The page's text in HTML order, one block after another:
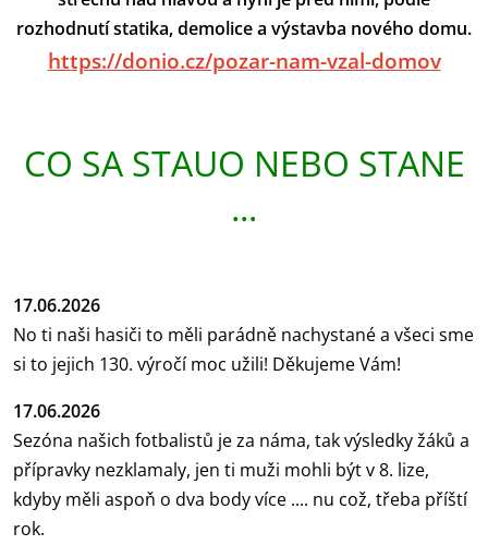
rozhodnutí statika, demolice a výstavba nového domu.
https://donio.cz/pozar-nam-vzal-domov
CO SA STAUO NEBO STANE
...
17.06.2026
No ti naši hasiči to měli parádně nachystané a všeci sme
si to jejich 130. výročí moc užili! Děkujeme Vám!
17.06.2026
Sezóna našich fotbalistů je za náma, tak výsledky žáků a
přípravky nezklamaly, jen ti muži mohli být v 8. lize,
kdyby měli aspoň o dva body více .... nu což, třeba příští
rok.